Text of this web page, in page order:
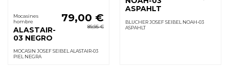
Mocasines
hombre
ALASTAIR-
03 NEGRO
79,00 €
89,95 €
MOCASIN JOSEF SEIBEL ALASTAIR-03
PIEL NEGRA
ASPAHLT
BLUCHER JOSEF SEIBEL NOAH-03
ASPAHLT